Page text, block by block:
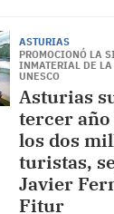
ASTURIAS
PROMOCIONÓ LA
INMATERIAL DE
UNESCO
Asturias
tercer
los dos
turistas,
Javier
Fitur